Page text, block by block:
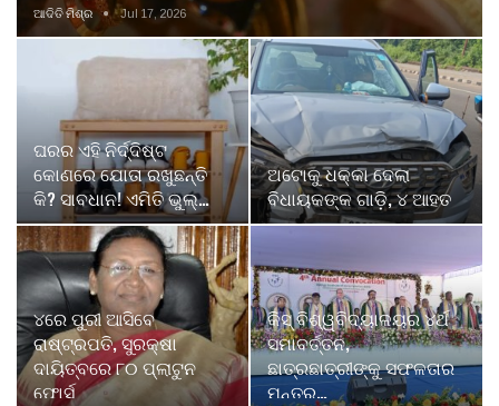
ଆଦିତି ମିଶ୍ର Jul 17, 2026
ଘରର ଏହି ନିର୍ଦ୍ଦିଷ୍ଟ
କୋଣରେ ଯୋତା ରଖୁଛନ୍ତି
କି? ସାବଧାନ! ଏମିତି ଭୁଲ୍…
ଅଟୋକୁ ଧକ୍କା ଦେଲା
ବିଧାୟକଙ୍କ ଗାଡି଼, ୪ ଆହତ
୪ରେ ପୁରୀ ଆସିବେ
ରାଷ୍ଟ୍ରପତି, ସୁରକ୍ଷା
ଦାୟିତ୍ବରେ ୮୦ ପ୍ଲାଟୁନ
ଫୋର୍ସ
କିସ୍‍ ବିଶ୍ୱବିଦ୍ୟାଳୟର ୪ର୍ଥ
ସମାବର୍ତ୍ତନ,
ଛାତ୍ରଛାତ୍ରୀଙ୍କୁ ସଫଳତାର
ମନ୍ତ୍ର…